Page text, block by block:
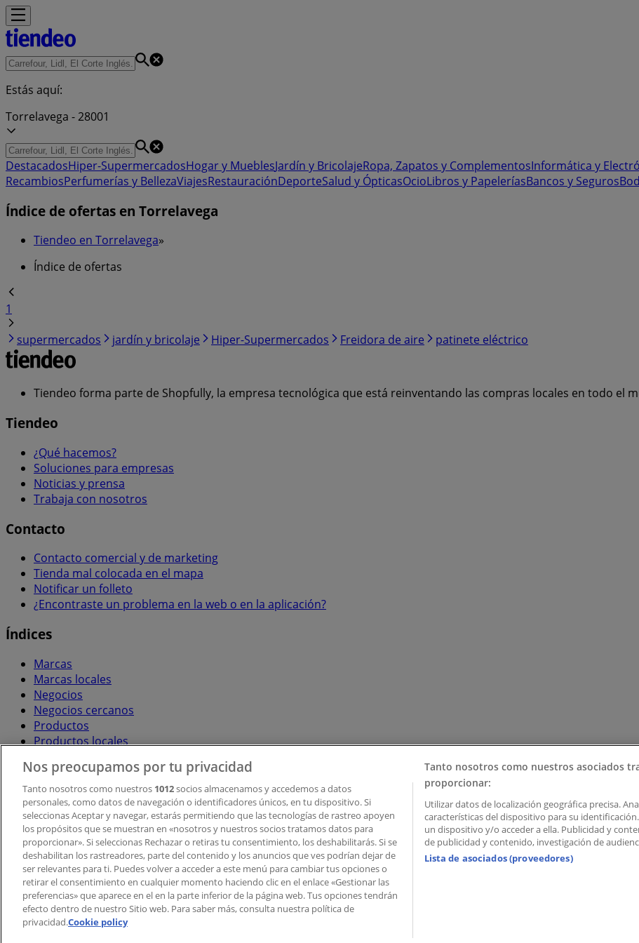
Estás aquí:
Torrelavega - 28001
DestacadosHiper-SupermercadosHogar y MueblesJardín y BricolajeRopa, Zapatos y ComplementosInformática y
RecambiosPerfumerías y BellezaViajesRestauraciónDeporteSalud y ÓpticasOcioLibros y PapeleríasBancos y Seguros
Índice de ofertas en Torrelavega
Tiendeo en Torrelavega»
Índice de ofertas
1
supermercados
jardín y bricolaje Hiper-Supermercados Freidora de aire patinete eléctrico
Tiendeo forma parte de Shopfully, la empresa tecnológica que está reinventando las compras locales en todo el
Tiendeo
¿Qué hacemos?
Soluciones para empresas
Noticias y prensa
Trabaja con nosotros
Contacto
Contacto comercial y de marketing
Tienda mal colocada en el mapa
Notificar un folleto
¿Encontraste un problema en la web o en la aplicación?
Índices
Marcas
Marcas locales
Negocios
Negocios cercanos
Productos
Productos locales
Descargar la APP Tiendeo
Copyright © Tiendeo ® 2026 · Shopfully Marketing S.L.U. – Palau de Mar – 08039 Barcelona, Spain
Términos y condicionesPolítica de privacidad
Gestionar cookies
Nos preocupamos por tu privacidad
Tanto nosotros como nuestros 1012socios almacenamos y accedemos a datos
personales, como datos de navegación o identificadores únicos, en tu dispositivo. Si
seleccionas Aceptar y navegar, estarás permitiendo que las tecnologías de rastreo apoyen
los propósitos que se muestran en «nosotros y nuestros socios tratamos datos para
proporcionar». Si seleccionas Rechazar o retiras tu consentimiento, los deshabilitarás. Si se
deshabilitan los rastreadores, parte del contenido y los anuncios que ves podrían dejar de
ser relevantes para ti. Puedes volver a acceder a este menú para cambiar tus opciones o
retirar el consentimiento en cualquier momento haciendo clic en el enlace «Gestionar las
preferencias» que aparece en el en la parte inferior de la página web. Tus opciones tendrán
efecto dentro de nuestro Sitio web. Para saber más, consulta nuestra política de
privacidad.Cookie policy
Tanto nosotros como nuestros asociados
proporcionar:
Utilizar datos de localización geográfica precisa.
características del dispositivo para su
un dispositivo y/o acceder a ella. Publicidad y
de publicidad y contenido, investigación de
Lista de asociados (proveedores)